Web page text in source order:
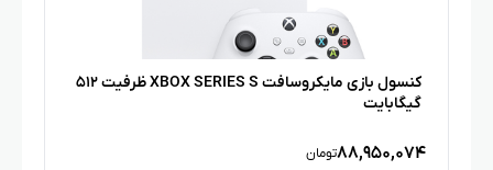
کنسول بازی مایکروسافت XBOX SERIES S ظرفیت ۵۱۲
گیگابایت
۸۸,۹۵۰,۰۷۴تومان